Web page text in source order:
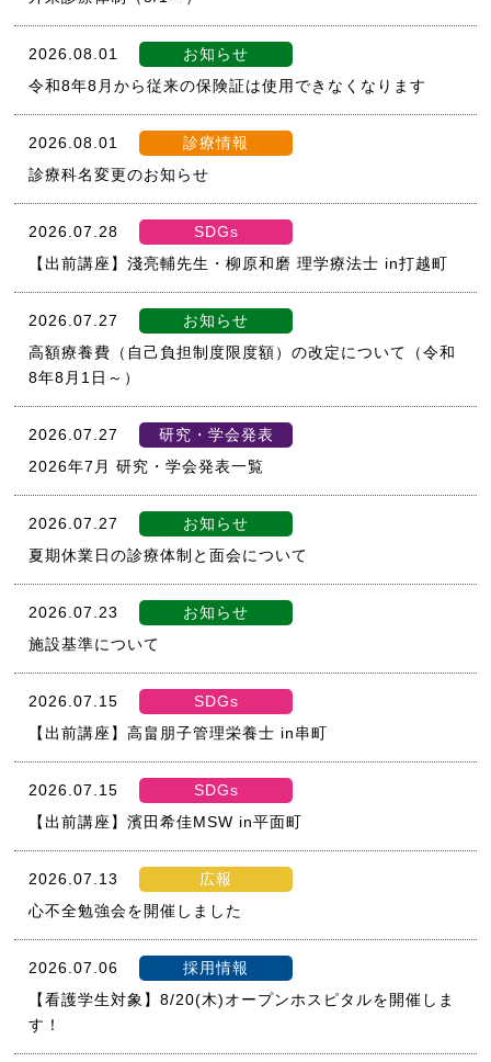
2026.08.01
お知らせ
令和8年8月から従来の保険証は使用できなくなります
2026.08.01
診療情報
診療科名変更のお知らせ
2026.07.28
SDGs
【出前講座】淺亮輔先生・柳原和磨 理学療法士 in打越町
2026.07.27
お知らせ
高額療養費（自己負担制度限度額）の改定について（令和
8年8月1日～）
2026.07.27
研究・学会発表
2026年7月 研究・学会発表一覧
2026.07.27
お知らせ
夏期休業日の診療体制と面会について
2026.07.23
お知らせ
施設基準について
2026.07.15
SDGs
【出前講座】高畠朋子管理栄養士 in串町
2026.07.15
SDGs
【出前講座】濱田希佳MSW in平面町
2026.07.13
広報
心不全勉強会を開催しました
2026.07.06
採用情報
【看護学生対象】8/20(木)オープンホスピタルを開催しま
す！